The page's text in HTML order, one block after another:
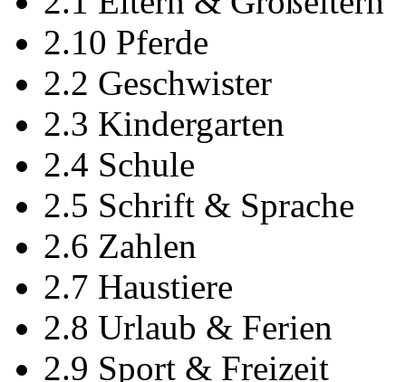
2.10 Pferde
2.2 Geschwister
2.3 Kindergarten
2.4 Schule
2.5 Schrift & Sprache
2.6 Zahlen
2.7 Haustiere
2.8 Urlaub & Ferien
2.9 Sport & Freizeit